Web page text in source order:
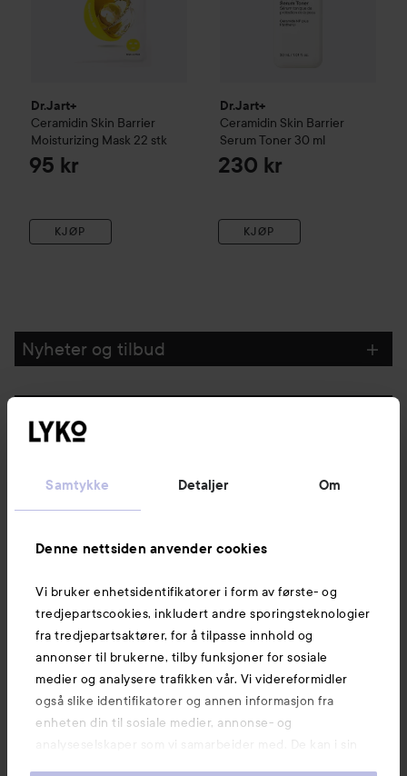
Samtykke Detaljer Om
Denne nettsiden anvender cookies
Vi bruker enhetsidentifikatorer i form av første- og
tredjepartscookies, inkludert andre sporingsteknologier
fra tredjepartsaktører, for å tilpasse innhold og
annonser til brukerne, tilby funksjoner for sosiale
medier og analysere trafikken vår. Vi videreformidler
også slike identifikatorer og annen informasjon fra
enheten din til sosiale medier, annonse- og
analyseselskaper som vi samarbeider med. De kan i sin
Dr.Jart+
Ceramidin Skin Barrier
Moisturizing Mask 22 stk
95 kr
KJØP
Dr.Jart+
Ceramidin Skin Barrier
Serum Toner 30 ml
230 kr
KJØP
Nyheter og tilbud
Kundeservice
Informasjon
Også av interesse